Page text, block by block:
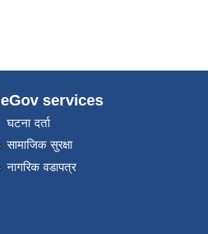
eGov services
घटना दर्ता
सामाजिक सुरक्षा
नागरिक वडापत्र